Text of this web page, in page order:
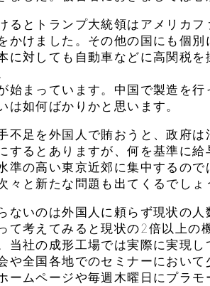
るとトランプ大統領はアメリカ
かけました。その他の国にも個
に対しても自動車などに高関税
始まっています。中国で製造を
は如何ばかりかと思います。
不足を外国人で賄おうと、政府
するとありますが、何を基準に
準の高い東京近郊に集中するの
々と新たな問題も出てくるでしょ
ないのは外国人に頼らず現状の
て考えてみると現状の2倍以上の
当社の成形工場では実際に実現し
や全国各地でのセミナーにおい
ームページや毎週木曜日にプラ